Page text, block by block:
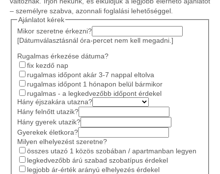
– személyre szabva, azonnali foglalási lehetőséggel.
Ajánlatot kérek
Mikor szeretne érkezni?
[Dátumválasztásnál óra-percet nem kell megadni.]
Rugalmas érkezése dátuma?
fix kezdő nap
rugalmas időpont akár 3-7 nappal eltolva
rugalmas időpont 1 hónapon belül bármikor
rugalmas - a legkedvezőbb időpont érdekel
Hány éjszakára utazna?
Hány felnőtt utazik?
Hány gyerek utazik?
Gyerekek életkora?
Milyen elhelyezést szeretne?
összes utazó 1 közös szobában / apartmanban legyen
legkedvezőbb árú szabad szobatípus érdekel
legjobb ár-érték arányú elhelyezés érdekel